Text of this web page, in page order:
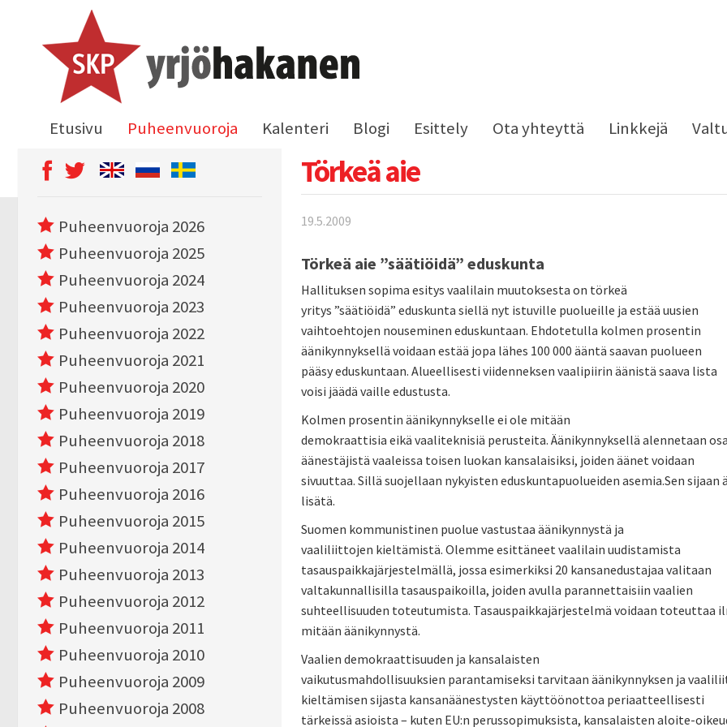
Etusivu Puheenvuoroja Kalenteri Blogi Esittely Ota yhteyttä Linkkejä
Törkeä aie
19.5.2009
Törkeä aie ”säätiöidä” eduskunta
Hallituksen sopima esitys vaalilain muutoksesta on törkeä
yritys ”säätiöidä” eduskunta siellä nyt istuville puolueille ja estää uusien
vaihtoehtojen nouseminen eduskuntaan. Ehdotetulla kolmen prosentin
äänikynnyksellä voidaan estää jopa lähes 100 000 ääntä saavan puolueen
pääsy eduskuntaan. Alueellisesti viidenneksen vaalipiirin äänistä saava lista
voisi jäädä vaille edustusta.
Kolmen prosentin äänikynnykselle ei ole mitään
demokraattisia eikä vaaliteknisiä perusteita. Äänikynnyksellä alennetaan osa
äänestäjistä vaaleissa toisen luokan kansalaisiksi, joiden äänet voidaan
sivuuttaa. Sillä suojellaan nykyisten eduskuntapuolueiden asemia.Sen
lisätä.
Suomen kommunistinen puolue vastustaa äänikynnystä ja
vaaliliittojen kieltämistä. Olemme esittäneet vaalilain uudistamista
tasauspaikkajärjestelmällä, jossa esimerkiksi 20 kansanedustajaa valitaan
valtakunnallisilla tasauspaikoilla, joiden avulla parannettaisiin vaalien
suhteellisuuden toteutumista. Tasauspaikkajärjestelmä voidaan toteuttaa
mitään äänikynnystä.
Vaalien demokraattisuuden ja kansalaisten
vaikutusmahdollisuuksien parantamiseksi tarvitaan äänikynnyksen ja
kieltämisen sijasta kansanäänestysten käyttöönottoa periaatteellisesti
tärkeissä asioista – kuten EU:n perussopimuksista, kansalaisten aloite-
Puheenvuoroja 2026
Puheenvuoroja 2025
Puheenvuoroja 2024
Puheenvuoroja 2023
Puheenvuoroja 2022
Puheenvuoroja 2021
Puheenvuoroja 2020
Puheenvuoroja 2019
Puheenvuoroja 2018
Puheenvuoroja 2017
Puheenvuoroja 2016
Puheenvuoroja 2015
Puheenvuoroja 2014
Puheenvuoroja 2013
Puheenvuoroja 2012
Puheenvuoroja 2011
Puheenvuoroja 2010
Puheenvuoroja 2009
Puheenvuoroja 2008